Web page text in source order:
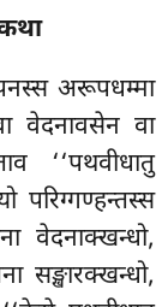
अरूपधम्मा
वेदनावसेन वा
‘‘पथवीधातु
वेदनाक्खन्धो,
सङ्खारक्खन्धो,